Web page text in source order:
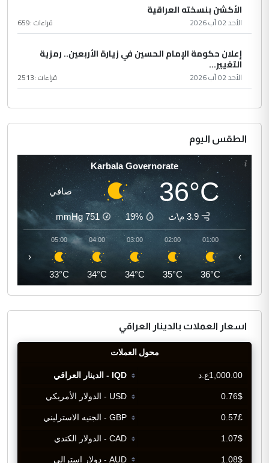
الأكشن بنسخته العراقية
الأحد 02 آب 2026 قراءات :659
إعلان حكومة الإمام الحسين في زيارة الأربعين.. رمزية
التغيير...
الأحد 02 آب 2026 قراءات :2513
الطقس اليوم
Karbala Governorate
36°C صافي
3.9 م\ث 19%
751
mmHg
01:00
36°C
02:00
35°C
03:00
34°C
04:00
34°C
05:00
33°C
‹ ›
اسعار العملات بالدينار العراقي